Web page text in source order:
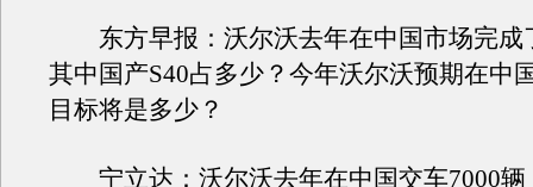
东方早报：沃尔沃去年在中国市场完成
其中国产S40占多少？今年沃尔沃预期在中
目标将是多少？
宁立达：沃尔沃去年在中国交车7000辆